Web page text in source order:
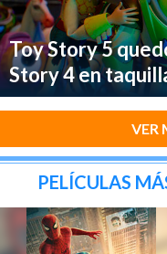
Toy Story 5
Story 4 en
VER
PELÍCULAS